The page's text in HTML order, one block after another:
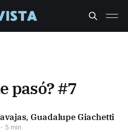
pasó? #7
,Guadalupe Giachetti
5 min